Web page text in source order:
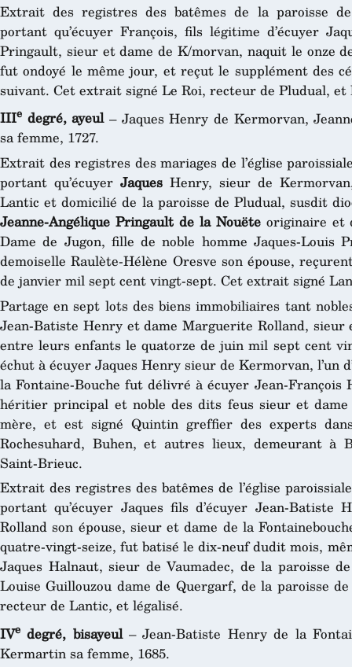
Extrait des registres des batêmes de la paroisse
portant qu’écuyer François, fils légitime d’écuyer
Pringault, sieur et dame de K/morvan, naquit le onze
fut ondoyé le même jour, et reçut le supplément des
suivant. Cet extrait signé Le Roi, recteur de Pludual, et
IIIe degré, ayeul– Jaques Henry de Kermorvan,
sa femme, 1727.
Extrait des registres des mariages de l’église
portant qu’écuyer JaquesHenry, sieur de
Lantic et domicilié de la paroisse de Pludual, susdit
Jeanne-Angélique Pringault de la Nouëteoriginaire et
Dame de Jugon, fille de noble homme Jaques-Louis
demoiselle Raulète-Hélène Oresve son épouse,
de janvier mil sept cent vingt-sept. Cet extrait signé
Partage en sept lots des biens immobiliaires tant
Jean-Batiste Henry et dame Marguerite Rolland, sieur
entre leurs enfants le quatorze de juin mil sept cent
échut à écuyer Jaques Henry sieur de Kermorvan, l’un
la Fontaine-Bouche fut délivré à écuyer Jean-François
héritier principal et noble des dits feus sieur et dame
mère, et est signé Quintin greffier des experts
Rochesuhard, Buhen, et autres lieux, demeurant à
Saint-Brieuc.
Extrait des registres des batêmes de l’église
portant qu’écuyer Jaques fils d’écuyer Jean-
Rolland son épouse, sieur et dame de la
quatre-vingt-seize, fut batisé le dix-neuf dudit mois,
Jaques Halnaut, sieur de Vaumadec, de la paroisse
Louise Guillouzou dame de Quergarf, de la paroisse
recteur de Lantic, et légalisé.
IVe degré, bisayeul– Jean-Batiste Henry de la
Kermartin sa femme, 1685.